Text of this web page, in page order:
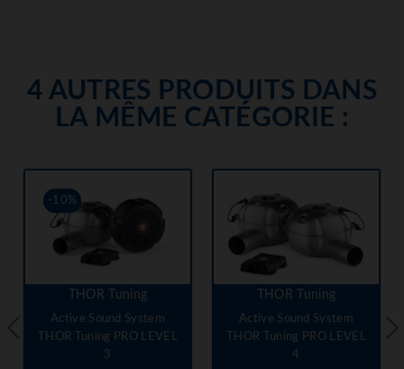
4 AUTRES PRODUITS DANS
LA MÊME CATÉGORIE :
-10%
THOR Tuning
Active Sound System
THOR Tuning PRO LEVEL
3
THOR Tuning
Active Sound System
THOR Tuning PRO LEVEL
4